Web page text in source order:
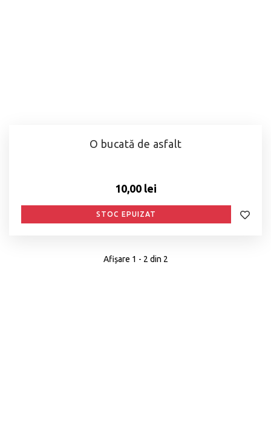
O bucată de asfalt
10,00 lei
STOC EPUIZAT
Afișare 1 - 2 din 2